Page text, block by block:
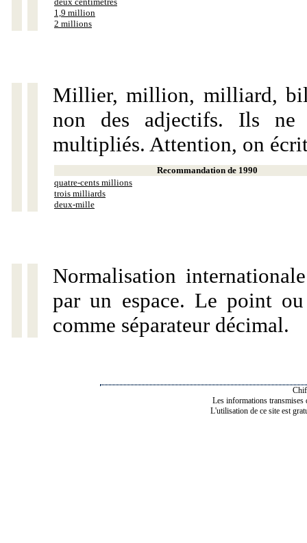
1,9 million
2 millions
Millier, million, milliard,
non des adjectifs. Ils ne
multipliés. Attention, on
Recommandation de 1990
quatre-cents millions
trois milliards
deux-mille
Normalisation
par un espace. Le point
comme séparateur décimal.
Les informations transmises
L'utilisation de ce site est